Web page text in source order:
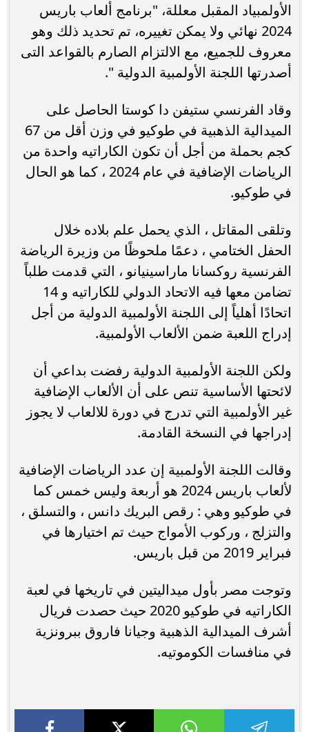
الأولمبياد المقبل معللة، "برنامج ألعاب باريس
2024 نهائي ولا يمكن تغييره، تم تحديد ذلك وهو
معروف للجميع، مع الالتزام الصارم بالقواعد التى
أصدرتها اللجنة الأولمبية الدولية ".
وقاد الفرنسي ستيفن دا كوستا الحاصل على
الميدالية الذهبية في طوكيو في وزن أقل من 67
كجم بحملة من أجل أن تكون الكاراتيه واحدة من
الرياضات الإضافية في عام 2024 ، كما هو الحال
في طوكيو.
وتلقى المقاتل ، الذي يحمل علم بلاده خلال
الحفل الختامي ، دعمًا ملحوظًا من وزيرة الرياضة
الفرنسية روكسانا ماراسينيانو ، التي قدمت طلباً
تضامن معها فيه الاتحاد الدولي للكاراتيه و 14
اتحادًا أهلياً إلى اللجنة الأولمبية الدولية من أجل
إدراج اللعبة ضمن الألعاب الأولمبية.
ولكن اللجنة الأولمبية الدولية رفضت بداعي أن
لائحتها الأساسية تنص على أن الألعاب الإضافية
غير الأولمبية التي تدرج في دورة للالعاب لا يجوز
إدراجها في النسخة القادمة.
وقالت اللجنة الأولمبية إن عدد الرياضات الإضافية
لألعاب باريس 2024 هو أربعة وليس خمس كما
في طوكيو وهي : رقص البريك دانس ، والتسلق ،
والتزلج ، وركوب الأمواج حيث تم اختيارها في
فبراير 2019 من قبل باريس.
وتوجت مصر بأول ميداليتين في تاريخها في لعبة
الكاراتيه في طوكيو 2020 حيث حصدت فريال
أشرف الميدالية الذهبية وجيانا فاروق ببرونزية
في منافسات الكوموتيه.